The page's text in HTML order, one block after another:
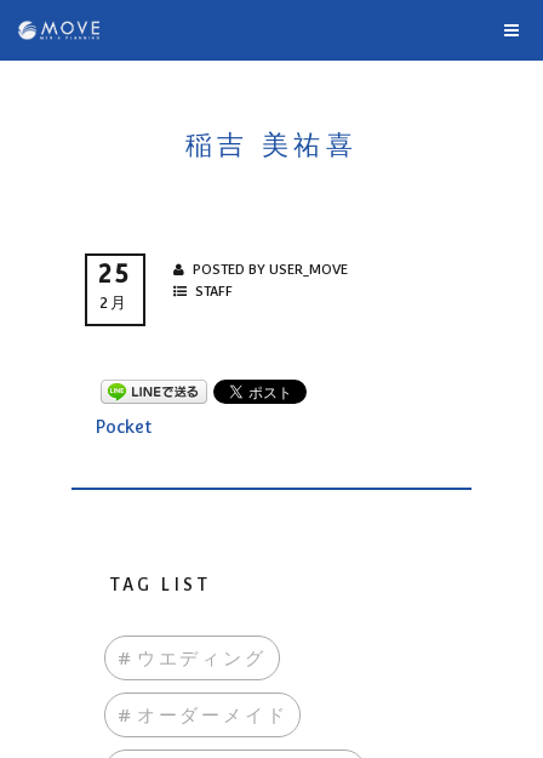
稲吉 美祐喜
25
2月
POSTED BY USER_MOVE
STAFF
Pocket
TAG LIST
#ウエディング
#オーダーメイド